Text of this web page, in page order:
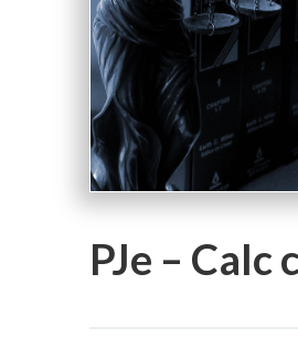
PJe – Calc